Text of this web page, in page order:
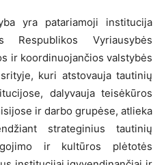
yra patariamoji institucija
Vyriausybės
ir koordinuojančios valstybės
kuri atstovauja tautinių
dalyvauja teisėkūros
ir darbo grupėse, atlieka
strateginius tautinių
ir kultūros plėtotės